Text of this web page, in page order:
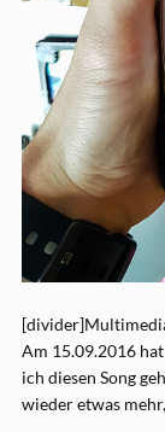
Am 15.09.2016
ich diesen Song
wieder etwas